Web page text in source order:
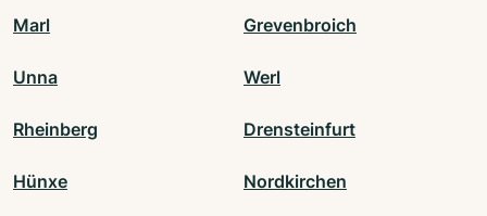
Marl Grevenbroich
Unna Werl
Rheinberg Drensteinfurt
Hünxe Nordkirchen